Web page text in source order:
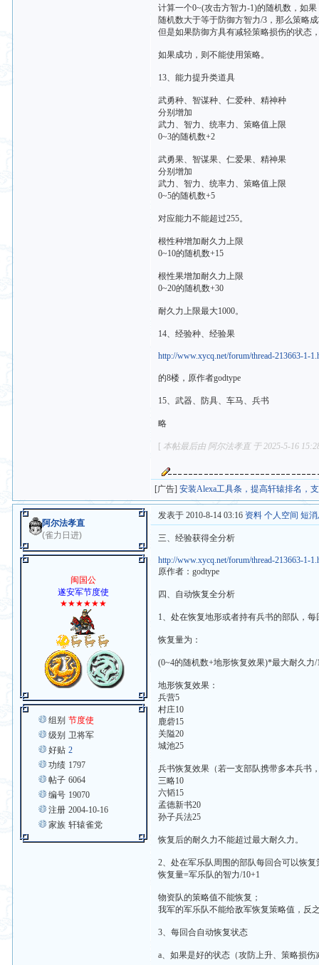
计算一个0~(攻击方智力-1)的随机数，如果
随机数大于等于防御方智力/3，那么策略
但是如果防御方具有减轻策略损伤的状态
如果成功，则不能使用策略。
13、能力提升类道具
武勇种、智谋种、仁爱种、精神种
分别增加
武力、智力、统率力、策略值上限
0~3的随机数+2
武勇果、智谋果、仁爱果、精神果
分别增加
武力、智力、统率力、策略值上限
0~5的随机数+5
对应能力不能超过255。
根性种增加耐久力上限
0~10的随机数+15
根性果增加耐久力上限
0~20的随机数+30
耐久力上限最大1000。
14、经验种、经验果
http://www.xycq.net/forum/thread-213663-1-
的8楼，原作者godtype
15、武器、防具、车马、兵书
略
[ 本帖最后由 阿尔法孝直 于 2025-5-16
[广告]安装Alexa工具条，提高轩辕排名，
阿尔法孝直
(雀力日进)
闽国公
遂安军节度使
★★★★★★
组别 节度使
级别 卫将军
好贴 2
功绩 1797
帖子 6064
编号 19070
注册 2004-10-16
家族 轩辕雀党
发表于 2010-8-14 03:16 资料 个人空间 短
三、经验获得全分析
http://www.xycq.net/forum/thread-213663-1-
原作者：godtype
四、自动恢复全分析
1、处在恢复地形或者持有兵书的部队，
恢复量为：
(0~4的随机数+地形恢复效果)*最大耐久力
地形恢复效果：
兵营5
村庄10
鹿砦15
关隘20
城池25
兵书恢复效果（若一支部队携带多本兵书
三略10
六韬15
孟德新书20
孙子兵法25
恢复后的耐久力不能超过最大耐久力。
2、处在军乐队周围的部队每回合可以恢复
恢复量=军乐队的智力/10+1
物资队的策略值不能恢复；
我军的军乐队不能给敌军恢复策略值，反
3、每回合自动恢复状态
a、如果是好的状态（攻防上升、策略损伤